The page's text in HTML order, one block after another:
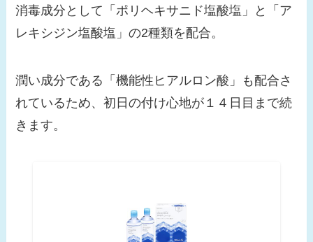
消毒成分として「ポリヘキサニド塩酸塩」と「ア
レキシジン塩酸塩」の2種類を配合。
潤い成分である「機能性ヒアルロン酸」も配合さ
れているため、初日の付け心地が１４日目まで続
きます。